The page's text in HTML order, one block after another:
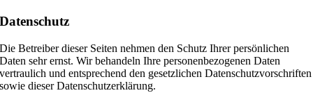
Datenschutz
Die Betreiber dieser Seiten nehmen den Schutz Ihrer persönlichen
Daten sehr ernst. Wir behandeln Ihre personenbezogenen Daten
vertraulich und entsprechend den gesetzlichen Datenschutzvorschriften
sowie dieser Datenschutzerklärung.